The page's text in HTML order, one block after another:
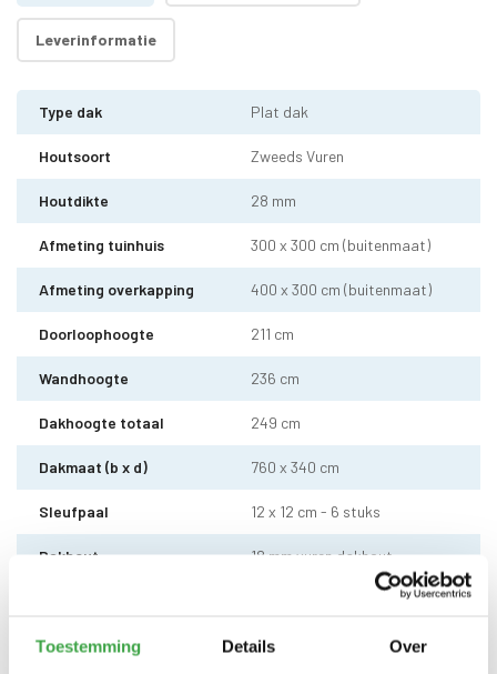
Toestemming Details Over
Leverinformatie
Type dak Plat dak
Houtsoort Zweeds Vuren
Houtdikte 28 mm
Afmeting tuinhuis 300 x 300 cm (buitenmaat)
Afmeting overkapping 400 x 300 cm (buitenmaat)
Doorloophoogte 211 cm
Wandhoogte 236 cm
Dakhoogte totaal 249 cm
Dakmaat (b x d) 760 x 340 cm
Sleufpaal 12 x 12 cm - 6 stuks
Dakhout 18 mm vuren dakhout
EPDM uit 1 stuk geleverd incl.
tot aan maaiveld - 10 jaar
garantie